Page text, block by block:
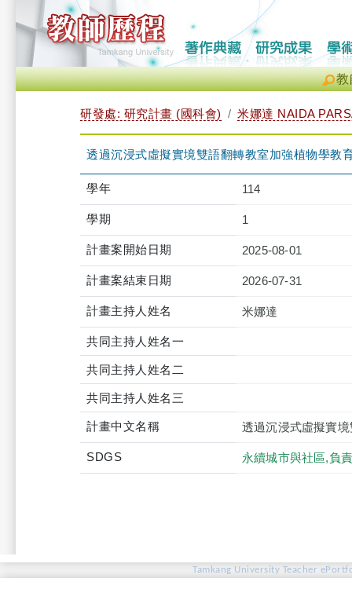
教
研發處: 研究計畫 (國科會) 米娜達 NAIDA
透過沉浸式虛擬實境雙語翻轉教室加強植物學教
學年 114
學期 1
計畫案開始日期 2025-08-01
計畫案結束日期 2026-07-31
計畫主持人姓名 米娜達
共同主持人姓名一
共同主持人姓名二
共同主持人姓名三
計畫中文名稱 透過沉浸式虛擬實
SDGS 永續城市與社區,負
Tamkang University Teacher